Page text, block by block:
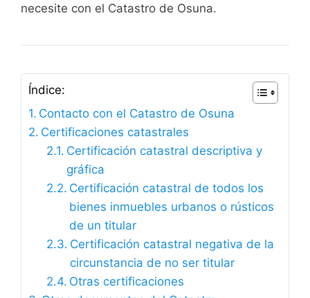
necesite con el Catastro de Osuna.
Índice:
Contacto con el Catastro de Osuna
Certificaciones catastrales
Certificación catastral descriptiva y
gráfica
Certificación catastral de todos los
bienes inmuebles urbanos o rústicos
de un titular
Certificación catastral negativa de la
circunstancia de no ser titular
Otras certificaciones